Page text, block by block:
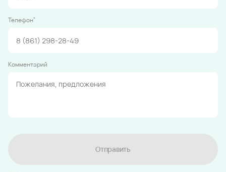
Телефон*
Комментарий
Отправить